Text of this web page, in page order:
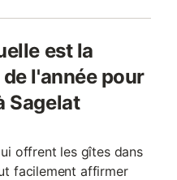
est la
l'année pour
Sagelat
offrent les gîtes dans
facilement affirmer